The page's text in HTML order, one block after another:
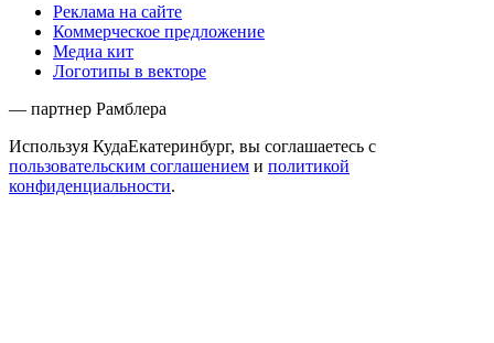
Реклама на сайте
Коммерческое предложение
Медиа кит
Логотипы в векторе
— партнер Рамблера
Используя КудаЕкатеринбург, вы соглашаетесь с
пользовательским соглашением и политикой
конфиденциальности.